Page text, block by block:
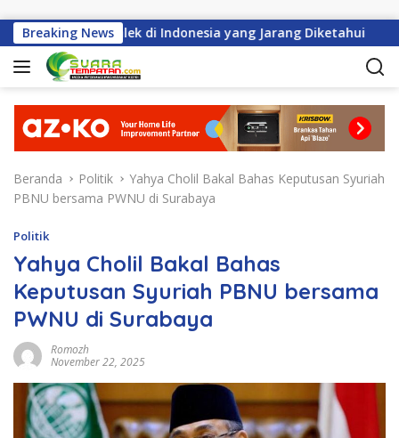
Breaking News
Perayaan Imlek di Indonesia yang Jarang Diketahui
Beranda Politik
Yahya Cholil Bakal Bahas Keputusan Syuriah
PBNU bersama PWNU di Surabaya
Politik
Yahya Cholil Bakal Bahas
Keputusan Syuriah PBNU bersama
PWNU di Surabaya
Romozh
November 22, 2025